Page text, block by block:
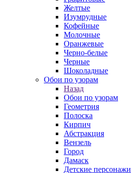
Желтые
Изумрудные
Кофейные
Молочные
Оранжевые
Черно-белые
Черные
Шоколадные
Обои по узорам
Назад
Обои по узорам
Геометрия
Полоска
Кирпич
Абстракция
Вензель
Город
Дамаск
Детские персонажи